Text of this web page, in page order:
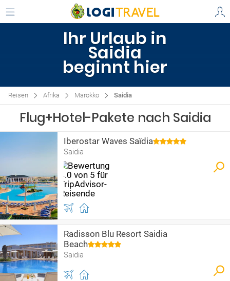
Ihr Urlaub in
Saidia
beginnt hier
Reisen Afrika Marokko Saidia
Flug+Hotel-Pakete nach Saidia
Iberostar Waves Saïdia
Saidia
Radisson Blu Resort Saidia
Beach
Saidia